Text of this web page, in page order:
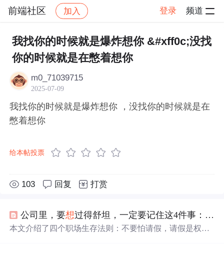
前端社区 加入 登录 频道
社区 前端社区 感慨 帖子详情
我找你的时候就是爆炸想你 &#xff0c;没找
你的时候就是在憋着想你
m0_71039715
2025-07-09
我找你的时候就是爆炸想你 ，没找你的时候就是在
憋着想你
给本帖投票
103 回复 打赏
公司里，要想过得舒坦，一定要记住这4件事：1、不要怕请假；2、工作量太重，要提出来；3、工作受了委屈，别
本文介绍了四个职场生存法则：不要怕请假，请假是权